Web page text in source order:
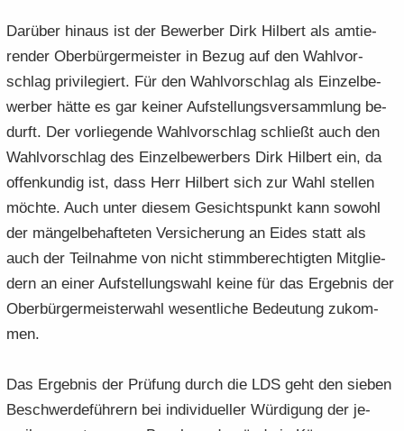
Dar­über hin­aus ist der Be­wer­ber Dirk Hil­bert als am­tie­
ren­der Ober­bür­ger­meis­ter in Bezug auf den Wahl­vor­
schlag pri­vi­le­giert. Für den Wahl­vor­schlag als Ein­zel­be­
wer­ber hätte es gar kei­ner Auf­stel­lungs­ver­samm­lung be­
durft. Der vor­lie­gen­de Wahl­vor­schlag schließt auch den
Wahl­vor­schlag des Ein­zel­be­wer­bers Dirk Hil­bert ein, da
of­fen­kun­dig ist, dass Herr Hil­bert sich zur Wahl stel­len
möch­te. Auch unter die­sem Ge­sichts­punkt kann so­wohl
der män­gel­be­haf­te­ten Ver­si­che­rung an Eides statt als
auch der Teil­nah­me von nicht stimm­be­rech­tig­ten Mit­glie­
dern an einer Auf­stel­lungs­wahl keine für das Er­geb­nis der
Ober­bür­ger­meis­ter­wahl we­sent­li­che Be­deu­tung zu­kom­
men.
Das Er­geb­nis der Prü­fung durch die LDS geht den sie­ben
Be­schwer­de­füh­rern bei in­di­vi­du­el­ler Wür­di­gung der je­